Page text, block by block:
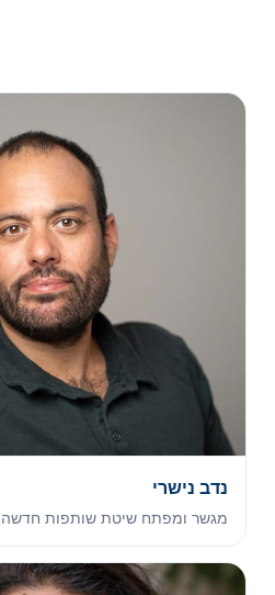
נדב נישרי
מגשר ומפתח שיטת שותפות חדשה